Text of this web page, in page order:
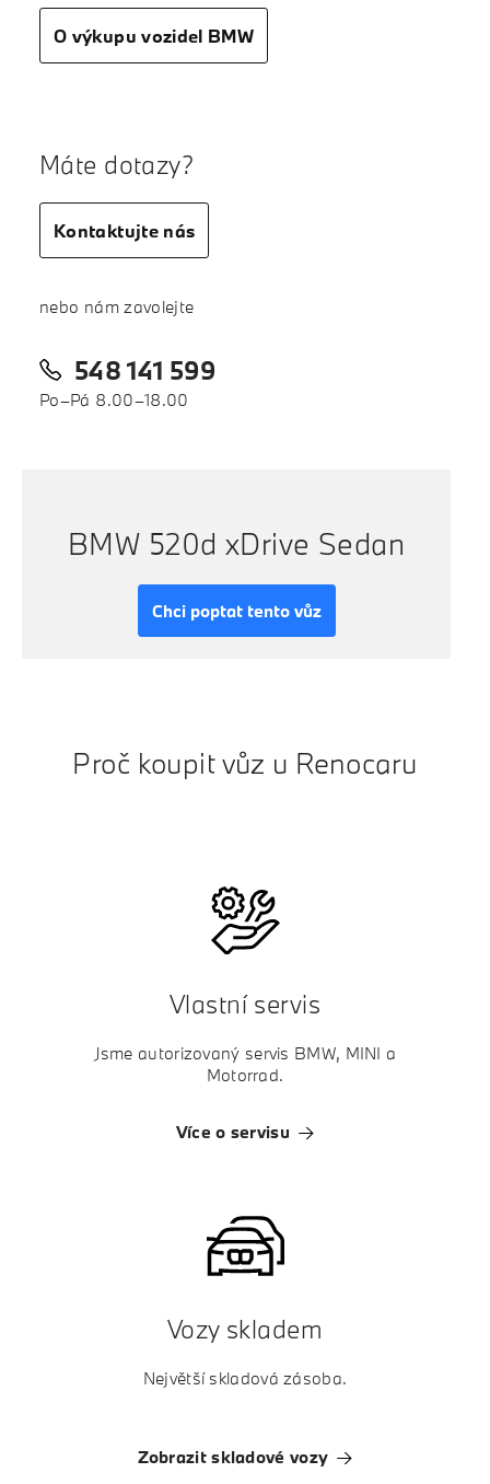
O výkupu vozidel BMW
Máte dotazy?
Kontaktujte nás
nebo nám zavolejte
548 141 599
Po–Pá 8.00–18.00
BMW 520d xDrive Sedan
Chci poptat tento vůz
Proč koupit vůz u Renocaru
Vlastní servis
Jsme autorizovaný servis BMW, MINI a
Motorrad.
Více o servisu
Vozy skladem
Největší skladová zásoba.
Zobrazit skladové vozy